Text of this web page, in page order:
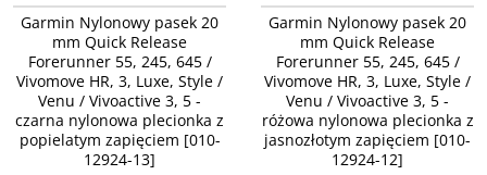
Garmin Nylonowy pasek 20 mm
Quick Release Forerunner 55, 245,
645 / Vivomove HR, 3, Luxe, Style /
Venu / Vivoactive 3 - czarna
nylonowa plecionka z popielatym
zapięciem [010-12924-13]
Garmin Nylonowy pasek 20
mm Quick Release
Forerunner 55, 245, 645 /
Vivomove HR, 3, Luxe, Style /
Venu / Vivoactive 3, 5 -
czarna nylonowa plecionka z
popielatym zapięciem [010-
12924-13]
Garmin Nylonowy pasek 20 mm
Quick Release Forerunner 55, 245,
645 / Vivomove HR, 3, Luxe, Style /
Venu / Vivoactive 3 - różowa
nylonowa plecionka z jasnozłotym
zapięciem [010-12924-12]
Garmin Nylonowy pasek 20
mm Quick Release
Forerunner 55, 245, 645 /
Vivomove HR, 3, Luxe, Style /
Venu / Vivoactive 3, 5 -
różowa nylonowa plecionka z
jasnozłotym zapięciem [010-
12924-12]